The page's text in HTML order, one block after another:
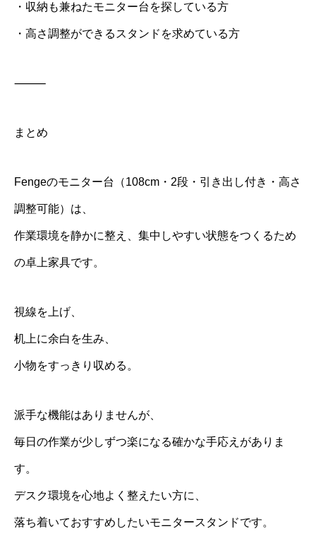
・収納も兼ねたモニター台を探している方
・高さ調整ができるスタンドを求めている方
⸻
まとめ
Fengeのモニター台（108cm・2段・引き出し付き・高さ
調整可能）は、
作業環境を静かに整え、集中しやすい状態をつくるため
の卓上家具です。
視線を上げ、
机上に余白を生み、
小物をすっきり収める。
派手な機能はありませんが、
毎日の作業が少しずつ楽になる確かな手応えがありま
す。
デスク環境を心地よく整えたい方に、
落ち着いておすすめしたいモニタースタンドです。